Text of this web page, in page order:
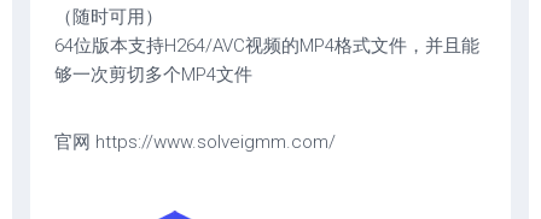
（随时可用）
64位版本支持H264/AVC视频的MP4格式文件，并且能
够一次剪切多个MP4文件
官网 https://www.solveigmm.com/